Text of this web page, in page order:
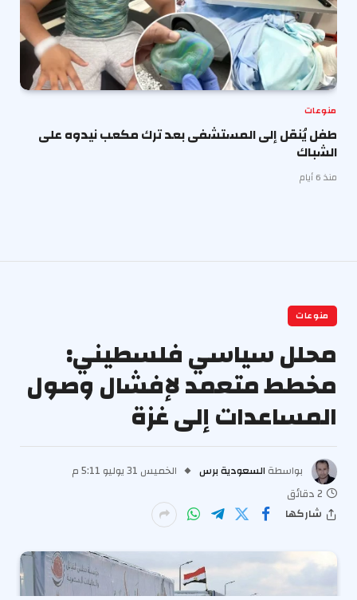
منوعات
طفل يُنقل إلى المستشفى بعد ترك مكعب نيدوه على
الشباك
منذ 6 أيام
منوعات
محلل سياسي فلسطيني:
مخطط متعمد لإفشال وصول
المساعدات إلى غزة
بواسطة السعودية برس
الخميس 31 يوليو 5:11 م
2 دقائق
شاركها